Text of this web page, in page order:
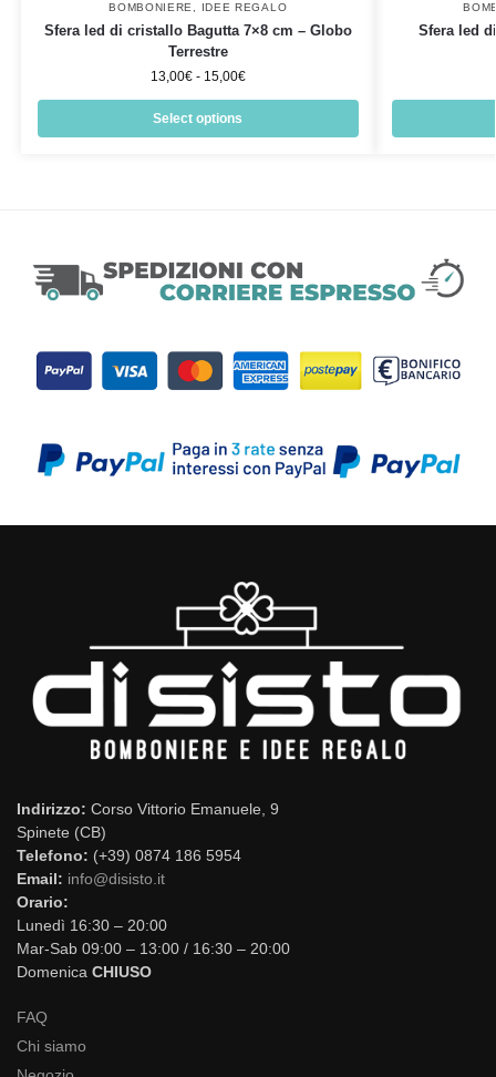
BOMBONIERE IDEE REGALO
Sfera led di cristallo Bagutta 7×8 cm – Globo
Terrestre
13,00€ - 15,00€
Select options
Sfera led
Indirizzo: Corso Vittorio Emanuele, 9
Spinete (CB)
Telefono: (+39) 0874 186 5954
Email: info@disisto.it
Orario:
Lunedì 16:30 – 20:00
Mar-Sab 09:00 – 13:00 / 16:30 – 20:00
Domenica CHIUSO
FAQ
Chi siamo